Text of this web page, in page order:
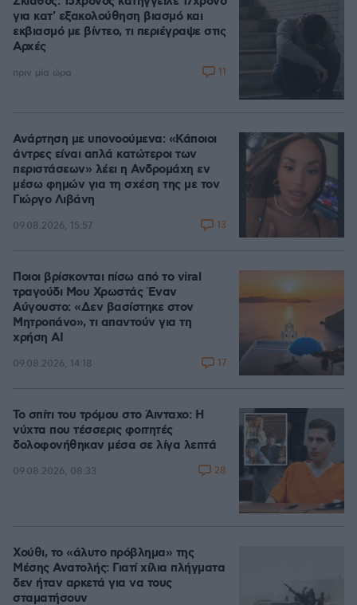
για κατ' εξακολούθηση βιασμό και
εκβιασμό με βίντεο, τι περιέγραψε στις
Αρχές
πριν μία ώρα 11
Ανάρτηση με υπονοούμενα: «Κάποιοι
άντρες είναι απλά κατώτεροι των
περιστάσεων» λέει η Ανδρομάχη εν
μέσω φημών για τη σχέση της με τον
Γιώργο Λιβάνη
09.08.2026, 15:57 13
Ποιοι βρίσκονται πίσω από το viral
τραγούδι Μου Χρωστάς Έναν
Αύγουστο: «Δεν βασίστηκε στον
Μητροπάνο», τι απαντούν για τη
χρήση AI
09.08.2026, 14:18 17
Το σπίτι του τρόμου στο Άινταχο: Η
νύχτα που τέσσερις φοιτητές
δολοφονήθηκαν μέσα σε λίγα λεπτά
09.08.2026, 08:33 28
Χούθι, το «άλυτο πρόβλημα» της
Μέσης Ανατολής: Γιατί χίλια πλήγματα
δεν ήταν αρκετά για να τους
σταματήσουν